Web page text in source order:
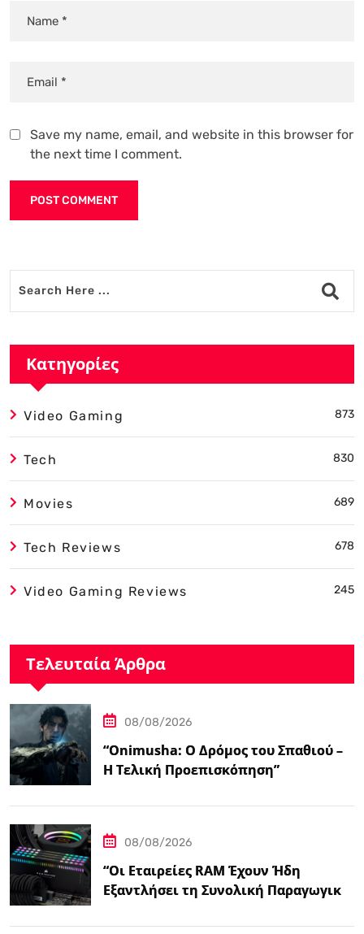
Save my name, email, and website in this browser for
the next time I comment.
Κατηγορίες
Video Gaming 873
Tech 830
Movies 689
Tech Reviews 678
Video Gaming Reviews 245
Τελευταία Άρθρα
08/08/2026
“Onimusha: Ο Δρόμος του Σπαθιού –
Η Τελική Προεπισκόπηση”
08/08/2026
“Οι Εταιρείες RAM Έχουν Ήδη
Εξαντλήσει τη Συνολική Παραγωγική